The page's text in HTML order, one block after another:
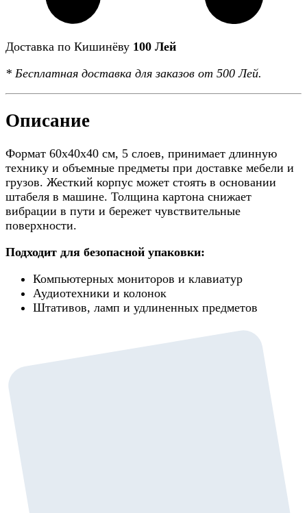
Доставка по Кишинёву 100 Лей
* Бесплатная доставка для заказов от 500 Лей.
Описание
Формат 60x40x40 см, 5 слоев, принимает длинную
технику и объемные предметы при доставке мебели и
грузов. Жесткий корпус может стоять в основании
штабеля в машине. Толщина картона снижает
вибрации в пути и бережет чувствительные
поверхности.
Подходит для безопасной упаковки:
Компьютерных мониторов и клавиатур
Аудиотехники и колонок
Штативов, ламп и удлиненных предметов